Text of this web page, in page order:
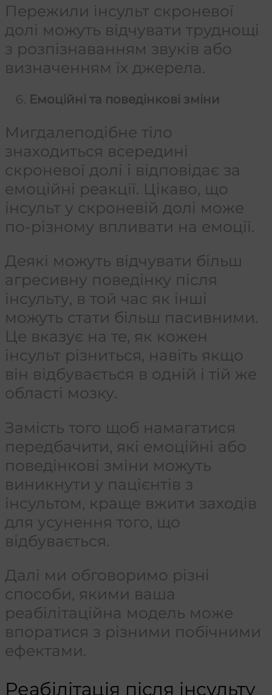
Пережили інсульт скроневої
долі можуть відчувати труднощі
з розпізнаванням звуків або
визначенням їх джерела.
Емоційні та поведінкові зміни
Мигдалеподібне тіло
знаходиться всередині
скроневої долі і відповідає за
емоційні реакції. Цікаво, що
інсульт у скроневій долі може
по-різному впливати на емоції.
Деякі можуть відчувати більш
агресивну поведінку після
інсульту, в той час як інші
можуть стати більш пасивними.
Це вказує на те, як кожен
інсульт різниться, навіть якщо
він відбувається в одній і тій же
області мозку.
Замість того щоб намагатися
передбачити, які емоційні або
поведінкові зміни можуть
виникнути у пацієнтів з
інсультом, краще вжити заходів
для усунення того, що
відбувається.
Далі ми обговоримо різні
способи, якими ваша
реабілітаційна модель може
впоратися з різними побічними
ефектами.
Реабілітація після інсульту